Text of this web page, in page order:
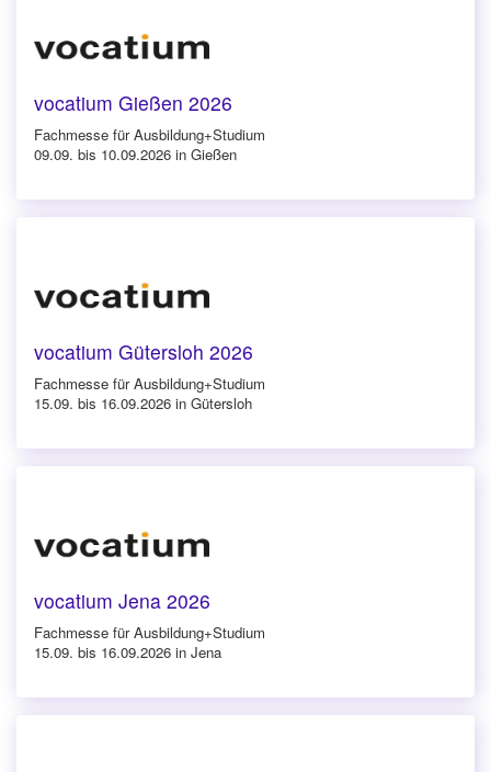
vocatium Gießen 2026
Fachmesse für Ausbildung+Studium
09.09. bis 10.09.2026 in Gießen
vocatium Gütersloh 2026
Fachmesse für Ausbildung+Studium
15.09. bis 16.09.2026 in Gütersloh
vocatium Jena 2026
Fachmesse für Ausbildung+Studium
15.09. bis 16.09.2026 in Jena